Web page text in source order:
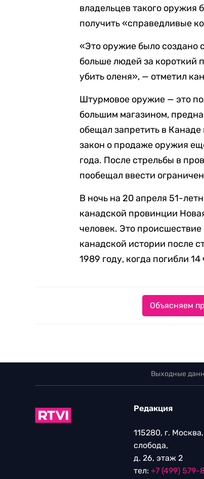
владельцев такого оружия
получить «справедливые
«Это оружие было создано
больше людей за короткий
убить оленя», — отметил
Штурмовое оружие — это
большим магазином,
обещал запретить в
закон о продаже оружия
года. После стрельбы в
пообещал ввести
В ночь на 20 апреля 51-
канадской провинции
человек. Это
канадской истории после
1989 году, когда погибли 14
Объясняем
Выходные
Редакция
115280, г.
слобода,
д. 26, этаж 2
тел: +7 (499) 579-